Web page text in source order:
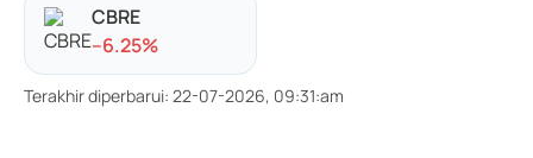
CBRE
--6.25%
Terakhir diperbarui: 22-07-2026, 09:31:am